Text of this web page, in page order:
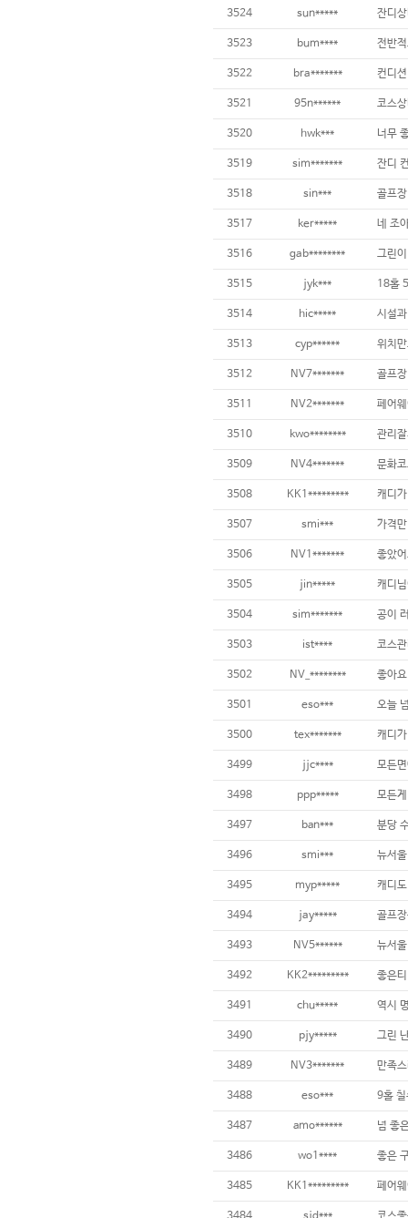
3524 sun***** 잔디
3523 bum****
3522 bra*******
3521 95n******
3520 hwk***
3519 sim******* 잔디
3518 sin***
3517 ker***** 네 조
3516 gab******** 그린
3515 jyk***
3514 hic*****
3513 cyp******
3512 NV7*******
3511 NV2*******
3510 kwo********
3509 NV4*******
3508 KK1*********
3507 smi*** 가격
3506 NV1*******
3505 jin*****
3504 sim*******
3503 ist****
3502 NV_********
3501 eso***
3500 tex*******
3499 jjc****
3498 ppp*****
3497 ban***
3496 smi***
3495 myp*****
3494 jay*****
3493 NV5******
3492 KK2*********
3491 chu*****
3490 pjy*****
3489 NV3******* 만족
3488 eso*** 9홀
3487 amo******
3486 wo1****
3485 KK1*********